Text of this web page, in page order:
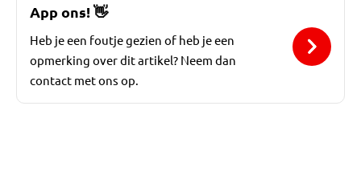
App ons!👋
Heb je een foutje gezien of heb je een
opmerking over dit artikel? Neem dan
contact met ons op.